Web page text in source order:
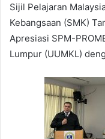
Sijil Pelajaran
Kebangsaan (SMK)
Apresiasi SPM-
Lumpur (UUMKL)